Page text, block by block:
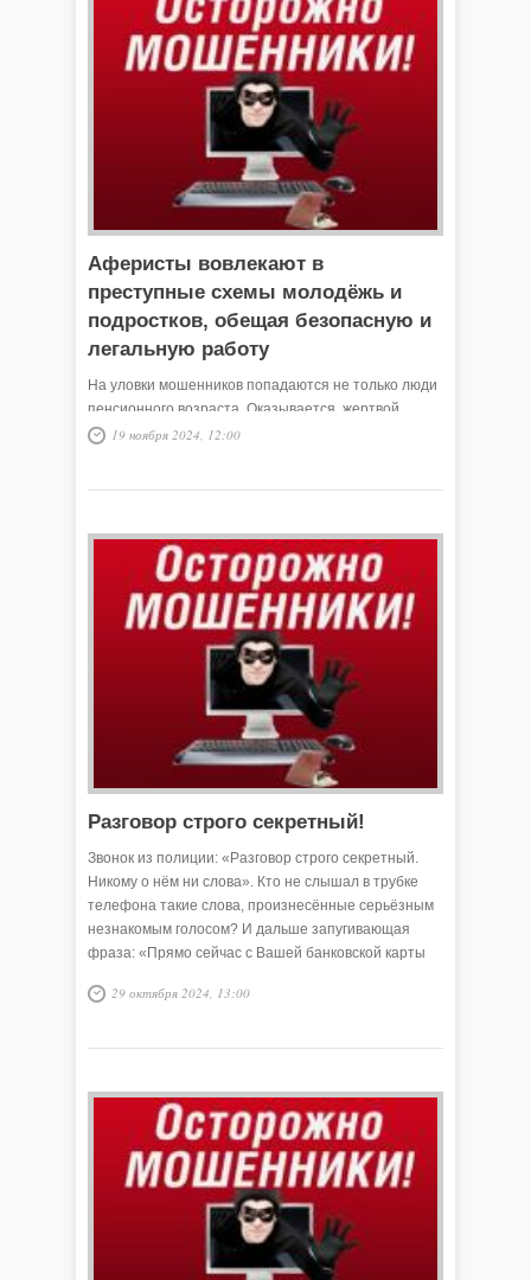
Аферисты вовлекают в
преступные схемы молодёжь и
подростков, обещая безопасную и
легальную работу
На уловки мошенников попадаются не только люди
пенсионного возраста. Оказывается, жертвой
обмана может стать каждый. Как аферисты
19 ноября 2024, 12:00
Разговор строго секретный!
Звонок из полиции: «Разговор строго секретный.
Никому о нём ни слова». Кто не слышал в трубке
телефона такие слова, произнесённые серьёзным
незнакомым голосом? И дальше запугивающая
фраза: «Прямо сейчас с Вашей банковской карты
преступной организации».
29 октября 2024, 13:00